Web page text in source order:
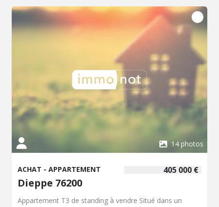
qualité et les matériaux durables ajoutent une touche
d'élégance à cet appartement.Ne manquez pas cette
opportunité de vivre dans un environnement privilégié.
Contactez-nous dès maintenant pour organiser une visite
et découvrir par vous-même tout le potentiel de ce bien
exceptionnel.À proximité, vous trouverez plusieurs
commodités : à 5 min à pied, vous avez accès à un arrêt
de bus, une crèche, une maternelle et une école
élémentaire. En 5 min à pied, vous pouvez rejoindre un
médecin généraliste et une alimentation générale. En 5
min en voiture, vous avez accès à deux collèges, un
hôpital et la mer. De plus, en 10 min à pied, vous pouvez
profiter du centre ville et de la plage de Dieppe.
14 photos
405 000 €
ACHAT - APPARTEMENT
Dieppe 76200
Appartement T3 de standing à vendre Situé dans un